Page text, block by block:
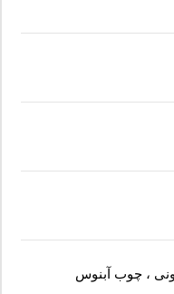
، چوب آبنوس